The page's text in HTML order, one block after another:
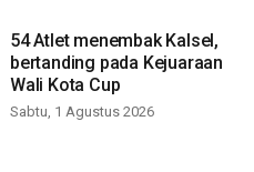
54 Atlet menembak Kalsel,
bertanding pada Kejuaraan
Wali Kota Cup
Sabtu, 1 Agustus 2026